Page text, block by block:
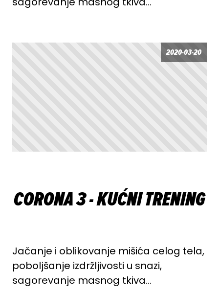
2020-03-20
CORONA 3 - KUĆNI TRENING
Jačanje i oblikovanje mišića celog tela,
poboljšanje izdržljivosti u snazi,
sagorevanje masnog tkiva…